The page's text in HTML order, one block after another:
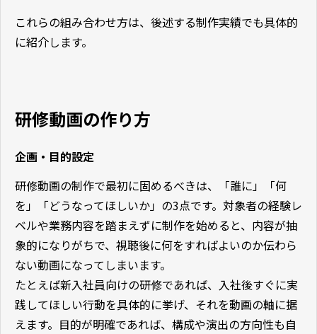
これらの組み合わせ方は、後述する制作実績でも具体的
に紹介します。
研修動画の作り方
企画・目的設定
研修動画の制作で最初に固めるべきは、「誰に」「何
を」「どうなってほしいか」の3点です。対象者の経験レ
ベルや業務内容を踏まえずに制作を始めると、内容が抽
象的になりがちで、視聴後に何をすればよいのか伝わら
ない動画になってしまいます。
たとえば新入社員向けの研修であれば、入社後すぐに実
践してほしい行動を具体的に挙げ、それを動画の軸に据
えます。目的が明確であれば、構成や演出の方向性も自